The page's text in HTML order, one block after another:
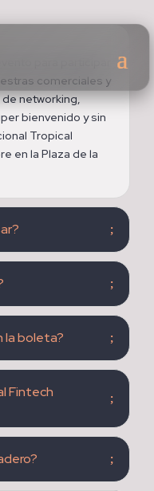
comerciales y
networking,
bienvenido y sin
Tropical
en la Plaza de la
la boleta?
Fintech